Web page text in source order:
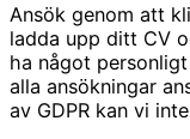
Ansök genom att
ladda upp ditt CV
ha något
alla ansökningar
av GDPR kan vi